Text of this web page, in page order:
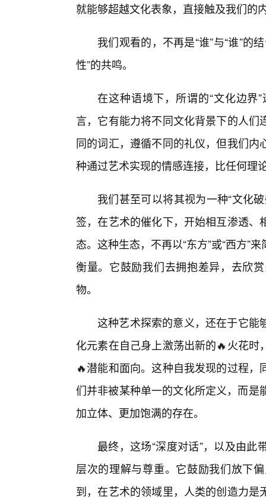
就能够超越文化表象，直接触及我们的
我们观看的，不再是“谁”与“谁”的
性”的共鸣。
在这种语境下，所谓的“文化边界
言，它有能力将不同文化背景下的人
同的词汇，遵循不同的礼仪，但我们
种通过艺术实现的情感连接，比任何理
我们甚至可以将其视为一种“文化
签，在艺术的催化下，开始相互渗透
态。这种生态，不再以“东方”或“西方”
衡量。它鼓励我们去拥抱差异，去欣
物。
这种艺术探索的意义，还在于它能
化元素在自己身上激荡出新的🔥火花
🔥潜能和面向。这种自我发现的过程
们并非被某种单一的文化所定义，而
加立体、更加饱满的存在。
最终，这场“深度对话”，以及由
层次的理解与尊重。它鼓励我们放下
到，在艺术的领域里，人类的创造力